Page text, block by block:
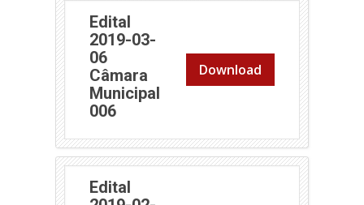
Edital
2019-03-
06
Câmara
Municipal
006(abre em nova janela)
Download
Edital